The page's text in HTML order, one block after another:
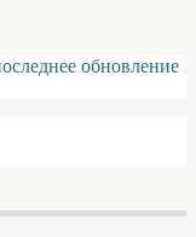
обновление